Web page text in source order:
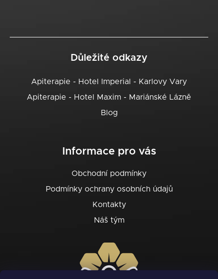
Důležité odkazy
Apiterapie - Hotel Imperial - Karlovy Vary
Apiterapie - Hotel Maxim - Mariánské Lázně
Blog
Informace pro vás
Obchodní podmínky
Podmínky ochrany osobních údajů
Kontakty
Náš tým